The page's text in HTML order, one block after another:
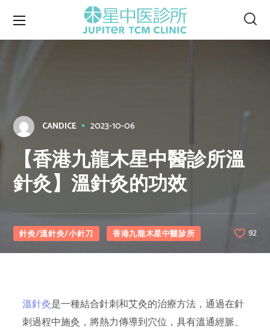
CANDICE 2023-10-06
【香港九龍木星中醫診所溫
針灸】溫針灸的功效
針灸/溫針灸/小針刀 香港九龍木星中醫診所 92
溫針灸是一種結合針刺和艾灸的治療方法，通過在針
刺過程中施灸，將熱力傳導到穴位，具有溫通經脈、